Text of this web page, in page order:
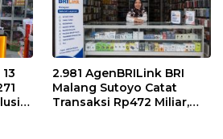
2.981 AgenBRILink BRI
Malang Sutoyo Catat
Transaksi Rp472 Miliar,